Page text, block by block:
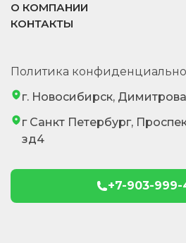
О КОМПАНИИ
КОНТАКТЫ
Политика
г. Новосибирск, Димитрова
г Санкт Петербург,
зд4
+7-903-